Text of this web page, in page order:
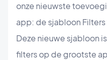
onze nieuwste
app: de sjabloon
Deze nieuwe sjabloon
filters op de grootste